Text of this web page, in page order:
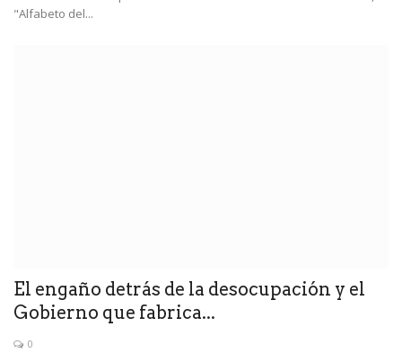
"Alfabeto del...
El engaño detrás de la desocupación y el
Gobierno que fabrica...
0